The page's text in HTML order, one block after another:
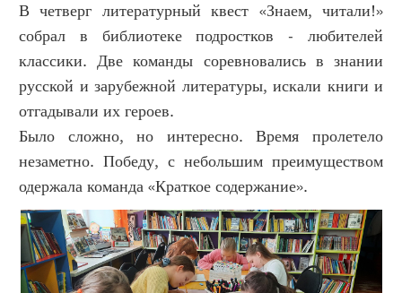
В четверг литературный квест «Знаем, читали!»
собрал в библиотеке подростков - любителей
классики. Две команды соревновались в знании
русской и зарубежной литературы, искали книги и
отгадывали их героев.
Было сложно, но интересно. Время пролетело
незаметно. Победу, с небольшим преимуществом
одержала команда «Краткое содержание».